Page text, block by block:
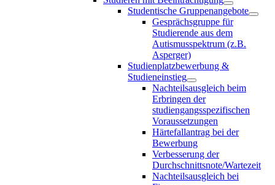
Studentische Gruppenangebote
Gesprächsgruppe für
Studierende aus dem
Autismusspektrum (z.B.
Asperger)
Studienplatzbewerbung &
Studieneinstieg
Nachteilsausgleich beim
Erbringen der
studiengangsspezifischen
Voraussetzungen
Härtefallantrag bei der
Bewerbung
Verbesserung der
Durchschnittsnote/Wartezeit
Nachteilsausgleich bei